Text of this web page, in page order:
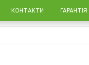
КОНТАКТИ